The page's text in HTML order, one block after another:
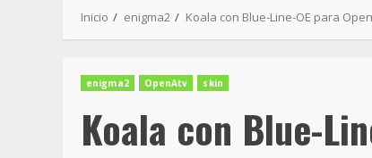
Inicio enigma2 Koala con Blue-Line-OE para
enigma2 OpenAtv skin
Koala con Blue-